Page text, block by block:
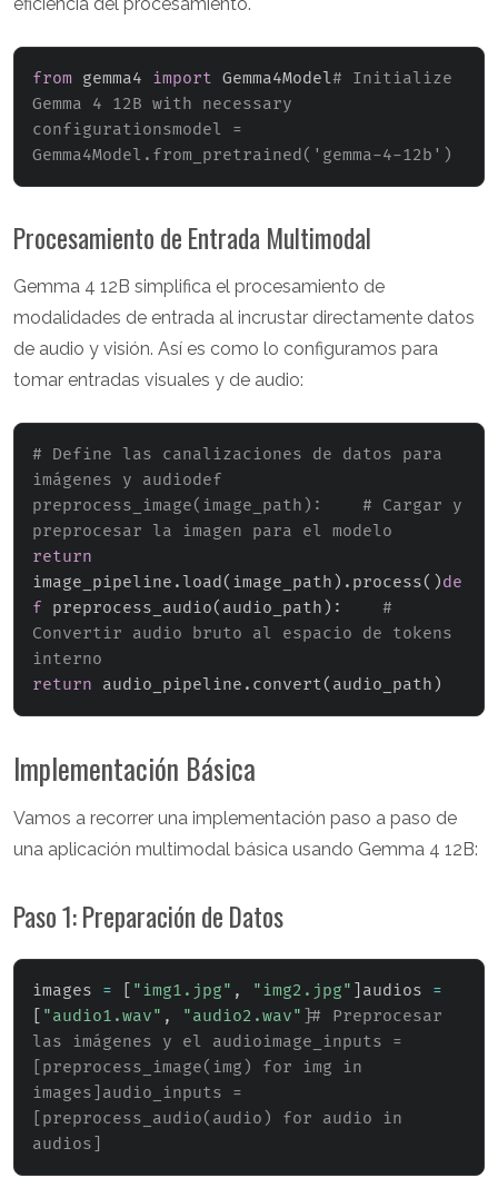
from gemma4 import Gemma4Model# Initialize
Gemma 4 12B with necessary
configurationsmodel =
Gemma4Model.from_pretrained('gemma-4-12b')
Procesamiento de Entrada Multimodal
Gemma 4 12B simplifica el procesamiento de
modalidades de entrada al incrustar directamente datos
de audio y visión. Así es como lo configuramos para
tomar entradas visuales y de audio:
# Define las canalizaciones de datos para
imágenes y audiodef
preprocess_image(image_path):    # Cargar y
preprocesar la imagen para el modelo
return
image_pipeline . load ( image_path ) . process( )de
f preprocess_audio( audio_path ) :
#
Convertir audio bruto al espacio de tokens
interno
return audio_pipeline . convert( audio_path )
Implementación Básica
Vamos a recorrer una implementación paso a paso de
una aplicación multimodal básica usando Gemma 4 12B:
Paso 1: Preparación de Datos
images = "img1.jpg" , "img2.jpg" audios =
"audio1.wav" , "audio2.wav" ]# Preprocesar
las imágenes y el audioimage_inputs =
[preprocess_image(img) for img in
images]audio_inputs =
[preprocess_audio(audio) for audio in
audios]